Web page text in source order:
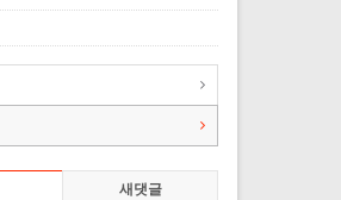
새댓글